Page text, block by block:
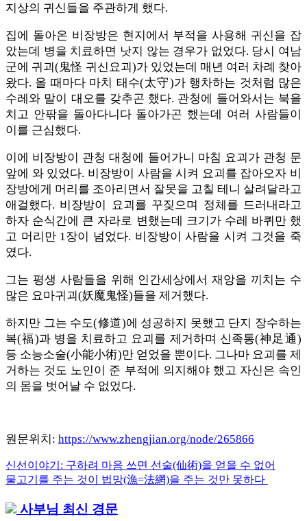
지상의 귀신들을 주관하게 했다.
집에 돌아온 비장방은 현지에서 부적을 사용해 귀신을 잡
았는데 병을 치료하면 낫지 않는 경우가 없었다. 당시 여남
군에 귀괴(鬼怪 귀신요괴)가 있었는데 매년 여러 차례 찾아
왔다. 올 때마다 마치 태수(太守)가 행차하는 것처럼 많은
수레와 말이 대오를 갖추곤 했다. 관청에 들어와서는 북을
치고 안팎을 돌아다니다 돌아가곤 했는데 여러 사람들이
이를 근심했다.
이에 비장방이 관청 대청에 들어가니 마침 요괴가 관청 문
앞에 와 있었다. 비장방이 사람을 시켜 요괴를 잡아오자 비
장방에게 머리를 조아리면서 잘못을 고칠 테니 살려달라고
애걸했다. 비장방이 요괴를 꾸짖으며 정체를 드러내라고
하자 순식간에 큰 자라로 변했는데 크기가 수레 바퀴만 했
고 머리만 1장이 넘었다. 비장방이 사람을 시켜 그것을 죽
였다.
그는 평생 사람들을 위해 인간세상에서 재앙을 끼치는 수
많은 요마귀괴(妖魔鬼怪)들을 제거했다.
하지만 그는 수도(修道)에 성공하지 못했고 단지 장수하는
복(福)과 병을 치료하고 요괴를 제거하며 신족통(神足通)
등 소능소술(小能小術)만 얻었을 뿐이다. 그나마 요괴를 제
거하는 것도 노인이 준 부적에 의지해야 했고 자신은 속인
의 몸을 벗어날 수 없었다.
원문위치: https://www.zhengjian.org/node/265866
글
비
Previous
Post:
신선이야기: 구하려 마음 쓰면 선술(仙術)을 얻을 수 없어
Next
물고기를 주는 것이 법망(漁=法網)을 주는 것만 못하다
사부님 최신 경문